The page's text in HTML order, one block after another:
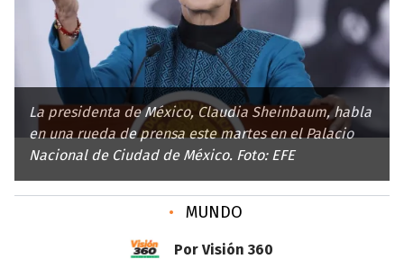
La presidenta de México, Claudia Sheinbaum, habla
en una rueda de prensa este martes en el Palacio
Nacional de Ciudad de México. Foto: EFE
• MUNDO
Por Visión 360